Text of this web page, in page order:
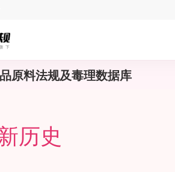
原料法规及毒理数据库
历史